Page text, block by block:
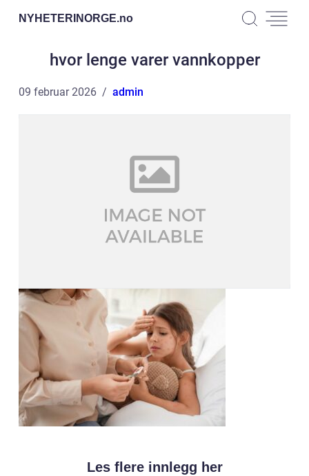
NYHETERINORGE.no
hvor lenge varer vannkopper
09 februar 2026 admin
Les flere innlegg her